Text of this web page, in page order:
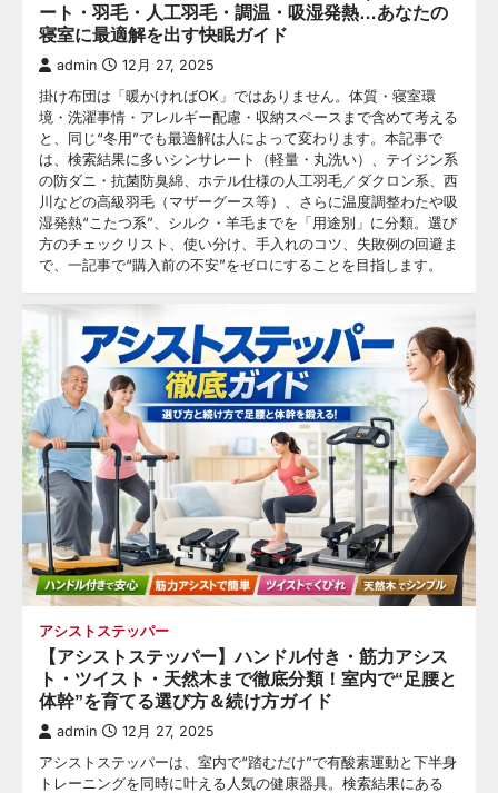
ート・羽毛・人工羽毛・調温・吸湿発熱…あなたの
寝室に最適解を出す快眠ガイド
admin 12月 27, 2025
掛け布団は「暖かければOK」ではありません。体質・寝室環
境・洗濯事情・アレルギー配慮・収納スペースまで含めて考える
と、同じ“冬用”でも最適解は人によって変わります。本記事で
は、検索結果に多いシンサレート（軽量・丸洗い）、テイジン系
の防ダニ・抗菌防臭綿、ホテル仕様の人工羽毛／ダクロン系、西
川などの高級羽毛（マザーグース等）、さらに温度調整わたや吸
湿発熱“こたつ系”、シルク・羊毛までを「用途別」に分類。選び
方のチェックリスト、使い分け、手入れのコツ、失敗例の回避ま
で、一記事で“購入前の不安”をゼロにすることを目指します。
アシストステッパー
【アシストステッパー】ハンドル付き・筋力アシス
ト・ツイスト・天然木まで徹底分類！室内で“足腰と
体幹”を育てる選び方＆続け方ガイド
admin 12月 27, 2025
アシストステッパーは、室内で“踏むだけ”で有酸素運動と下半身
トレーニングを同時に叶える人気の健康器具。検索結果にある